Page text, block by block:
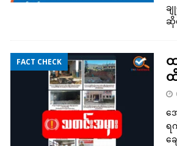
ခ
ဆို
FACT CHECK
အ
ရ
ခ